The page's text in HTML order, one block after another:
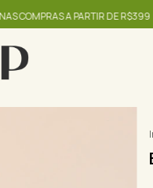
até 60% + R$20,00 OFF - use o